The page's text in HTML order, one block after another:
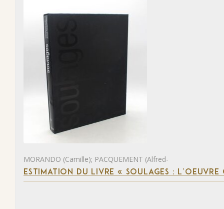
MORANDO (Camille); PACQUEMENT (Alfred-
ESTIMATION DU LIVRE « SOULAGES :